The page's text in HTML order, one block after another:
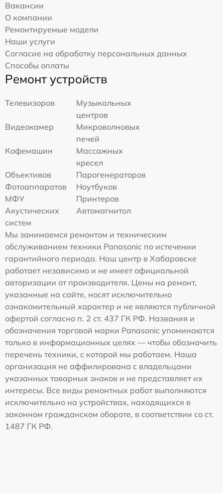
Вакансии
О компании
Ремонтируемые модели
Наши услуги
Согласие на обработку персональных данных
Способы оплаты
Ремонт устройств
Телевизоров
Музыкальных
центров
Видеокамер
Микроволновых
печей
Кофемашин
Массажных
кресел
Объективов
Парогенераторов
Фотоаппаратов
Ноутбуков
МФУ
Принтеров
Акустических
систем
Автомагнитол
Мы занимаемся ремонтом и техническим
обслуживанием техники Panasonic по истечении
гарантийного периода. Наш центр в Хабаровске
работает независимо и не имеет официальной
авторизации от производителя. Цены на ремонт,
указанные на сайте, носят исключительно
ознакомительный характер и не являются публичной
офертой согласно п. 2 ст. 437 ГК РФ. Названия и
обозначения торговой марки Panasonic упоминаются
только в информационных целях — чтобы обозначить
перечень техники, с которой мы работаем. Наша
организация не аффилирована с владельцами
указанных товарных знаков и не представляет их
интересы. Все виды ремонтных работ выполняются
исключительно на устройствах, находящихся в
законном гражданском обороте, в соответствии со ст.
1487 ГК РФ.